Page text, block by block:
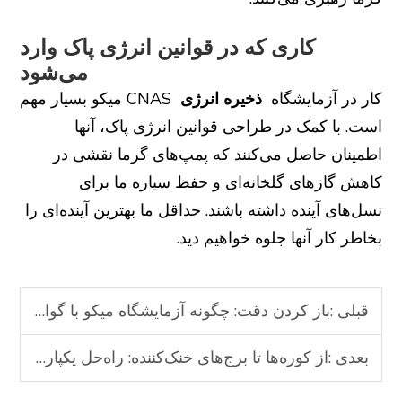
کاری که در قوانین انرژی پاک وارد
می‌شود
کار در آزمایشگاه ذخیره انرژی
CNAS میکو بسیار مهم
است. با کمک در طراحی قوانین انرژی پاک، آنها
اطمینان حاصل می‌کنند که پمپ‌های گرما نقشی در
کاهش گازهای گلخانه‌ای و حفظ سیاره ما برای
نسل‌های آینده داشته باشند. حداقل ما بهترین آینده‌ای را
بخاطر کار آنها جلوه خواهیم دید.
قبلی :باز کردن دقت: چگونه آزمایشگاه میکو با گواهینامه CNAS نوآوری‌های جدید پمپ گرما در چین را تقویت می‌کند
بعدی :از کوره‌ها تا برج‌های خنک‌کننده: راه‌حل یکپارچه شما برای سیستم‌های گرمایشی تحت فشار منفی